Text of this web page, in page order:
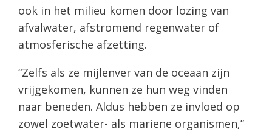
ook in het milieu komen door lozing van
afvalwater, afstromend regenwater of
atmosferische afzetting.
“Zelfs als ze mijlenver van de oceaan zijn
vrijgekomen, kunnen ze hun weg vinden
naar beneden. Aldus hebben ze invloed op
zowel zoetwater- als mariene organismen,”